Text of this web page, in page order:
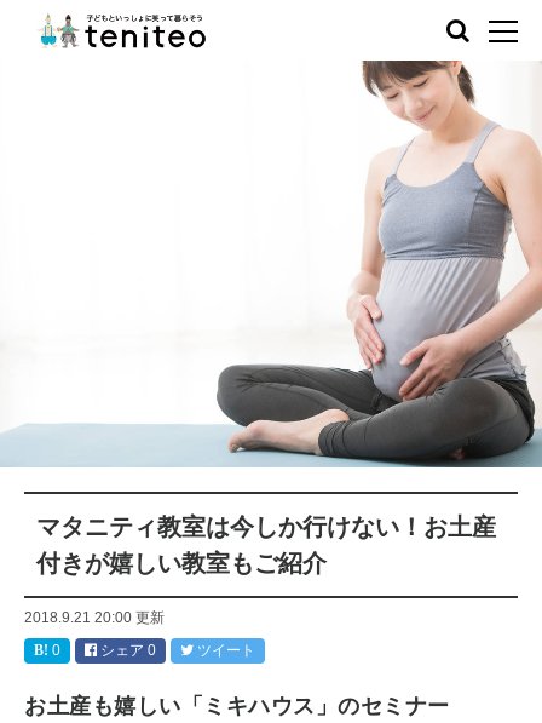
マタニティ教室は今しか行けない！お土産
付きが嬉しい教室もご紹介
2018.9.21 20:00 更新
0
シェア 0 ツイート
お土産も嬉しい「ミキハウス」のセミナー